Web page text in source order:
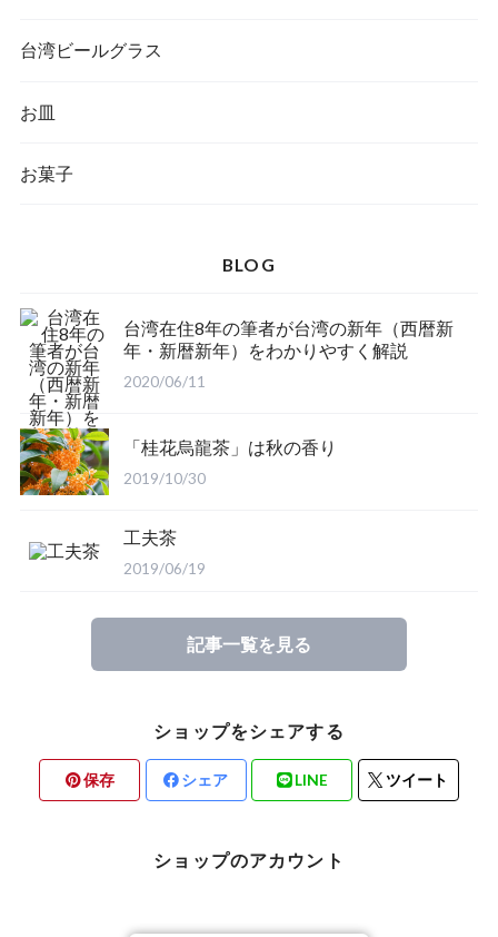
台湾ビールグラス
お皿
お菓子
BLOG
台湾在住8年の筆者が台湾の新年（西暦新
年・新暦新年）をわかりやすく解説
2020/06/11
「桂花烏龍茶」は秋の香り
2019/10/30
工夫茶
2019/06/19
記事一覧を見る
ショップをシェアする
保存 シェア LINE ツイート
ショップのアカウント